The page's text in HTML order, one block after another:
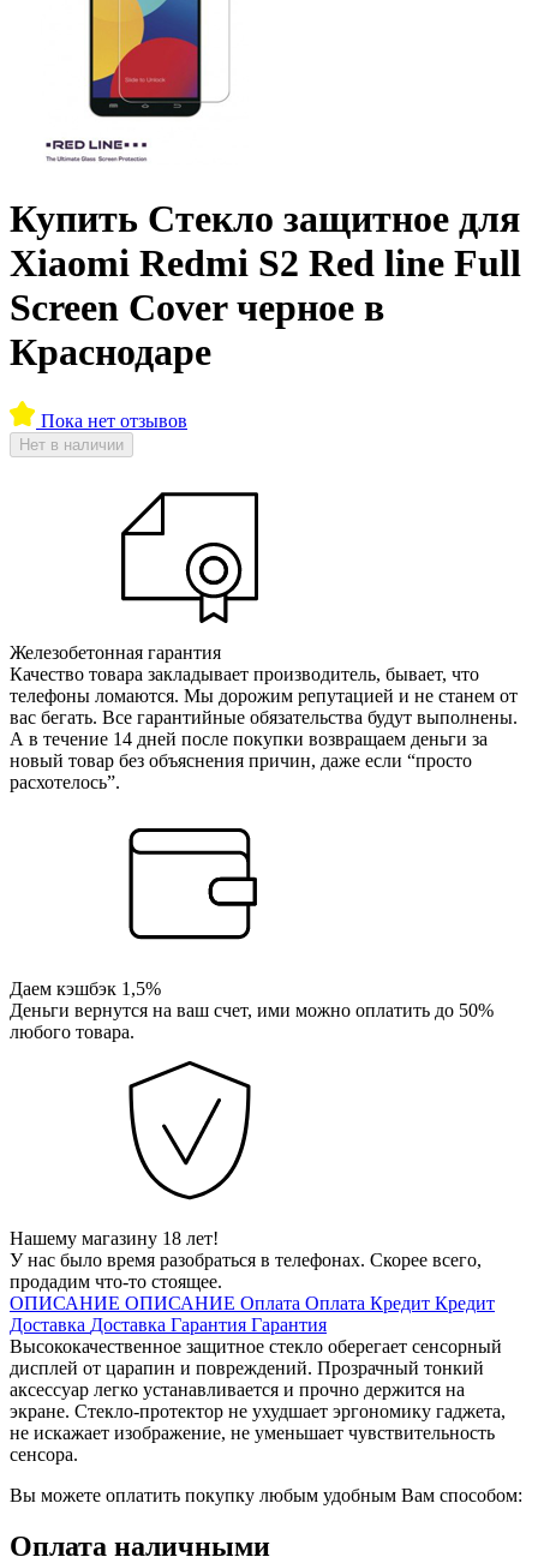
Купить Стекло защитное для
Xiaomi Redmi S2 Red line Full
Screen Cover черное в
Краснодаре
Пока нет отзывов
Нет в наличии
Железобетонная гарантия
Качество товара закладывает производитель, бывает, что
телефоны ломаются. Мы дорожим репутацией и не станем от
вас бегать. Все гарантийные обязательства будут выполнены.
А в течение 14 дней после покупки возвращаем деньги за
новый товар без объяснения причин, даже если “просто
расхотелось”.
Даем кэшбэк 1,5%
Деньги вернутся на ваш счет, ими можно оплатить до 50%
любого товара.
Нашему магазину 18 лет!
У нас было время разобраться в телефонах. Скорее всего,
продадим что-то стоящее.
ОПИСАНИЕ ОПИСАНИЕ Оплата Оплата Кредит Кредит
Доставка Доставка Гарантия Гарантия
Высококачественное защитное стекло оберегает сенсорный
дисплей от царапин и повреждений. Прозрачный тонкий
аксессуар легко устанавливается и прочно держится на
экране. Стекло-протектор не ухудшает эргономику гаджета,
не искажает изображение, не уменьшает чувствительность
сенсора.
Вы можете оплатить покупку любым удобным Вам способом:
Оплата наличными